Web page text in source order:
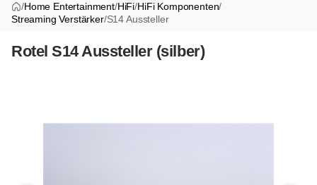
/Home Entertainment/HiFi/HiFi Komponenten/
Streaming Verstärker/S14 Aussteller
Rotel S14 Aussteller (silber)